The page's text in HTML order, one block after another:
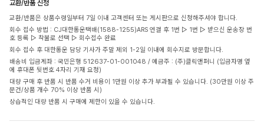
교환/반품 신청
교환/반품은 상품수령일부터 7일 이내 고객센터 또는 게시판으로 신청해주셔야 합니다.
회수 접수 방법 : CJ대한통운택배(1588-1255)ARS 연결 후 1번 ▷ 1번 ▷ 받으신 운송장 번
호 등록 ▷ 착불로 선택 ▷ 회수접수 완료
회수 접수 후 대한통운 담당 기사가 주말 제외 1-2일 이내에 회수지로 방문합니다.
배송비 입금계좌 : 국민은행 512637-01-001048 / 예금주 : (주)클릭앤퍼니 (입금자명 옆
에 휴대폰 뒷번호 4자리 기재 요청)
대량 구매 후 반품 시 반품 수거 비용이 1만원 이상 추가 부과될 수 있습니다. (30만원 이상 주
문건/상품 개수 70% 이상 반품 시)
상습적인 대량 반품 시 구매에 제한이 있을 수 있습니다.